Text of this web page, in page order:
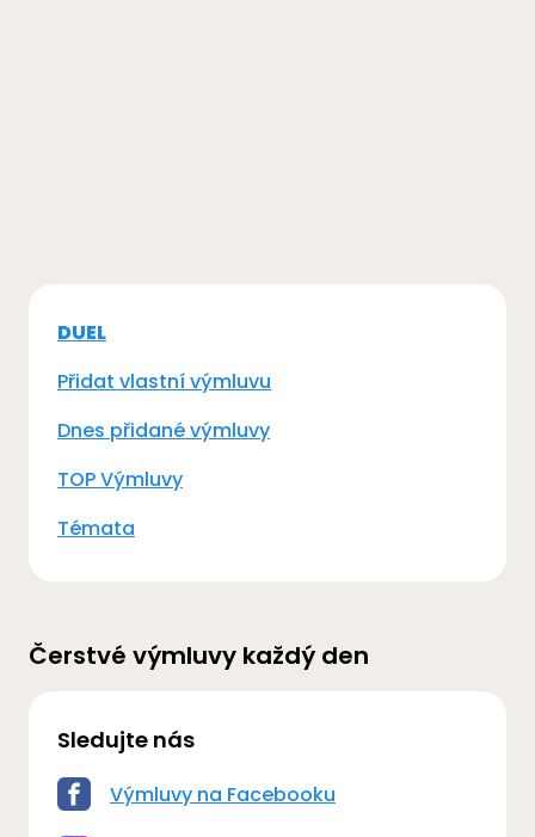
DUEL
Přidat vlastní výmluvu
Dnes přidané výmluvy
TOP Výmluvy
Témata
Čerstvé výmluvy každý den
Sledujte nás
Výmluvy na Facebooku